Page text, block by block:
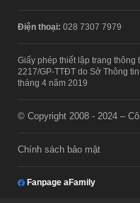
Điện thoại: 028 7307 7979
Giấy phép thiết lập trang
2217/GP-TTĐT do Sở Thông
tháng 4 năm 2019
© Copyright 2008 - 2024 –
Chính sách bảo mật
Fanpage aFamily